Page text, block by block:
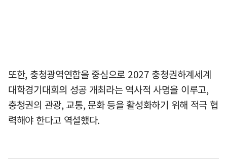
또한, 충청광역연합을 중심으로 2027 충청권하계세계
대학경기대회의 성공 개최라는 역사적 사명을 이루고,
충청권의 관광, 교통, 문화 등을 활성화하기 위해 적극 협
력해야 한다고 역설했다.